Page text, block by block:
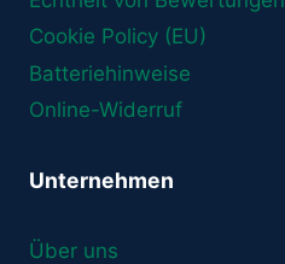
Cookie Policy (EU)
Batteriehinweise
Online-Widerruf
Unternehmen
Über uns